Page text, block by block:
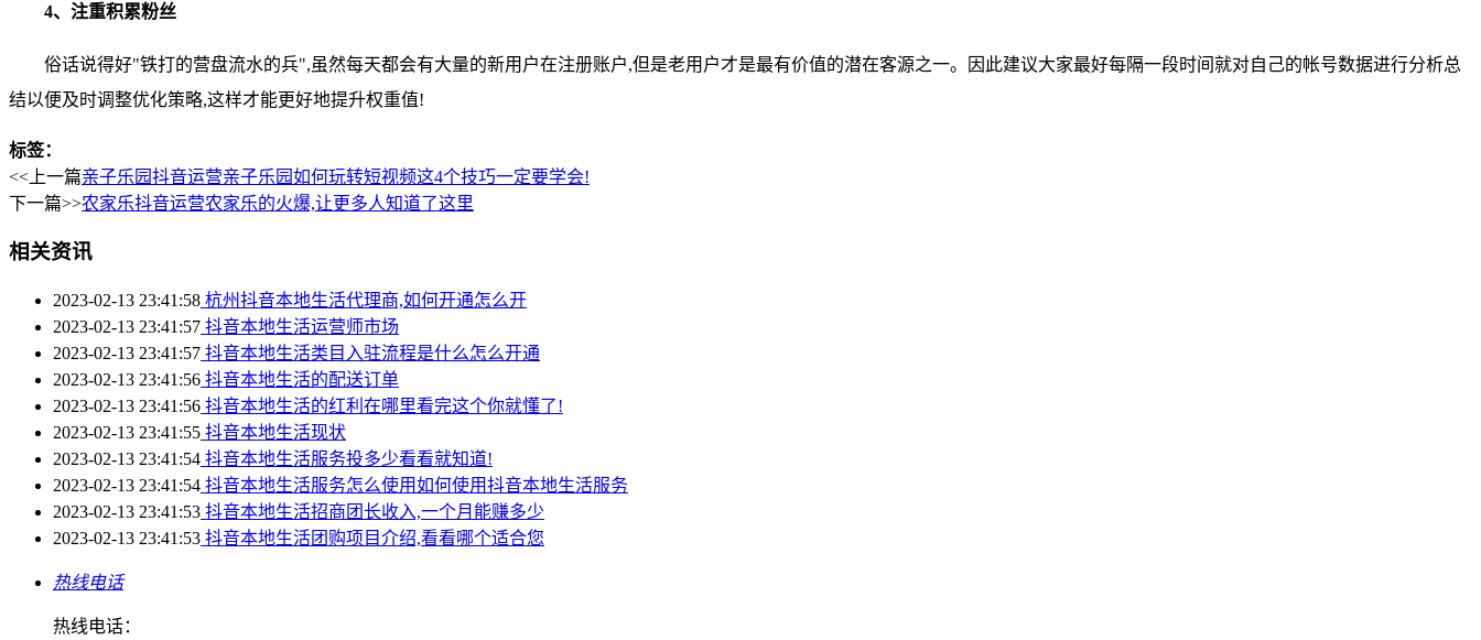
4、注重积累粉丝
俗话说得好"铁打的营盘流水的兵",虽然每天都会有大量的新用户在注册账户,但是老用户才是最有价值的潜在客源之一。因此建议大家最好每隔一段时间就对自己的帐号数据进行分析总
结以便及时调整优化策略,这样才能更好地提升权重值!
标签：
<<上一篇亲子乐园抖音运营亲子乐园如何玩转短视频这4个技巧一定要学会!
下一篇>>农家乐抖音运营农家乐的火爆,让更多人知道了这里
相关资讯
2023-02-13 23:41:58 杭州抖音本地生活代理商,如何开通怎么开
2023-02-13 23:41:57 抖音本地生活运营师市场
2023-02-13 23:41:57 抖音本地生活类目入驻流程是什么怎么开通
2023-02-13 23:41:56 抖音本地生活的配送订单
2023-02-13 23:41:56 抖音本地生活的红利在哪里看完这个你就懂了!
2023-02-13 23:41:55 抖音本地生活现状
2023-02-13 23:41:54 抖音本地生活服务投多少看看就知道!
2023-02-13 23:41:54 抖音本地生活服务怎么使用如何使用抖音本地生活服务
2023-02-13 23:41:53 抖音本地生活招商团长收入,一个月能赚多少
2023-02-13 23:41:53 抖音本地生活团购项目介绍,看看哪个适合您
热线电话
热线电话：